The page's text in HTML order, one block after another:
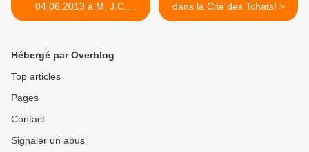
04.06.2013 à M. J.C.
BOUILLON, Secrétaire
concocté par ses soins pour
appuyer sa demande de
dans la Cité des Tchats! >
Hébergé par Overblog
Top articles
Pages
Contact
Signaler un abus